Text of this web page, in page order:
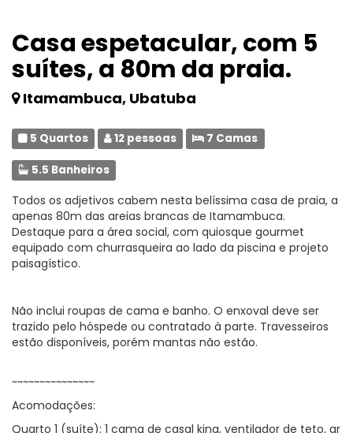
Casa espetacular, com 5
suítes, a 80m da praia.
Itamambuca, Ubatuba
5 Quartos 12 pessoas 7 Camas
5.5 Banheiros
Todos os adjetivos cabem nesta belíssima casa de praia, a
apenas 80m das areias brancas de Itamambuca.
Destaque para a área social, com quiosque gourmet
equipado com churrasqueira ao lado da piscina e projeto
paisagístico.
Não inclui roupas de cama e banho. O enxoval deve ser
trazido pelo hóspede ou contratado à parte. Travesseiros
estão disponíveis, porém mantas não estão.
~~~~~~~~~~~~~~~
Acomodações:
Quarto 1 (suíte): 1 cama de casal king, ventilador de teto, ar